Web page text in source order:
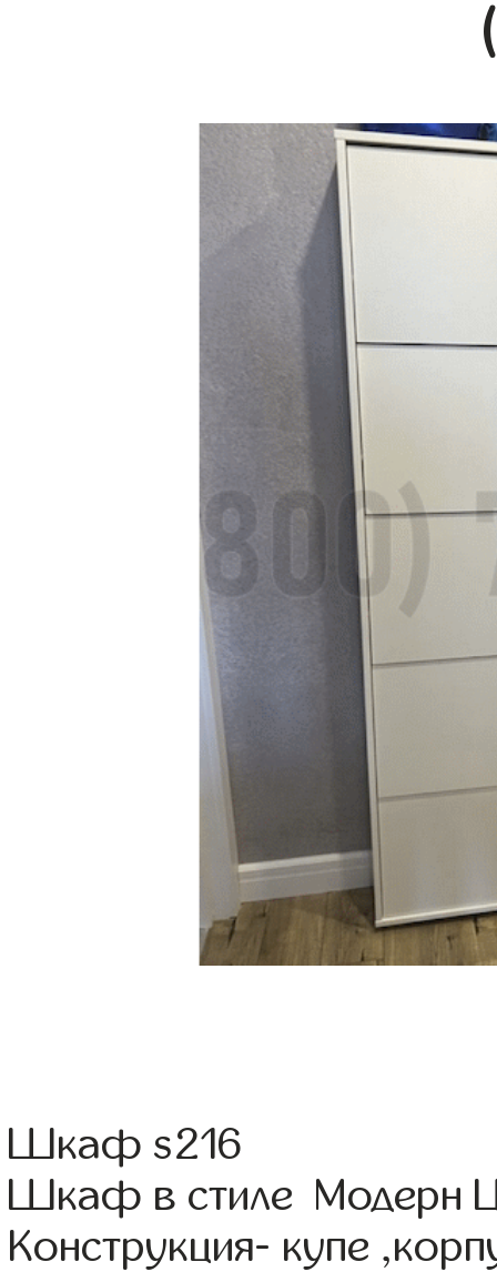
Шкаф s216
Шкаф в стиле Модерн
Конструкция- купе